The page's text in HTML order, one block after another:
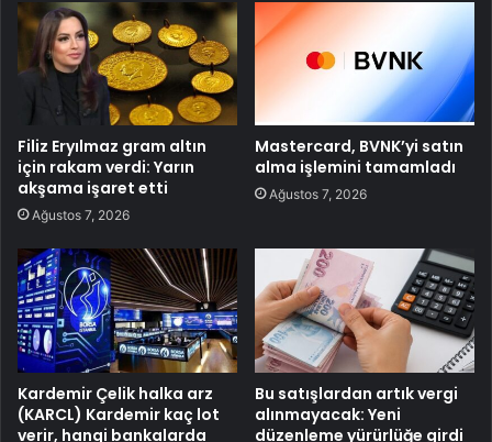
Filiz Eryılmaz gram altın
için rakam verdi: Yarın
akşama işaret etti
Ağustos 7, 2026
Mastercard, BVNK’yi satın
alma işlemini tamamladı
Ağustos 7, 2026
Kardemir Çelik halka arz
(KARCL) Kardemir kaç lot
verir, hangi bankalarda
Bu satışlardan artık vergi
alınmayacak: Yeni
düzenleme yürürlüğe girdi